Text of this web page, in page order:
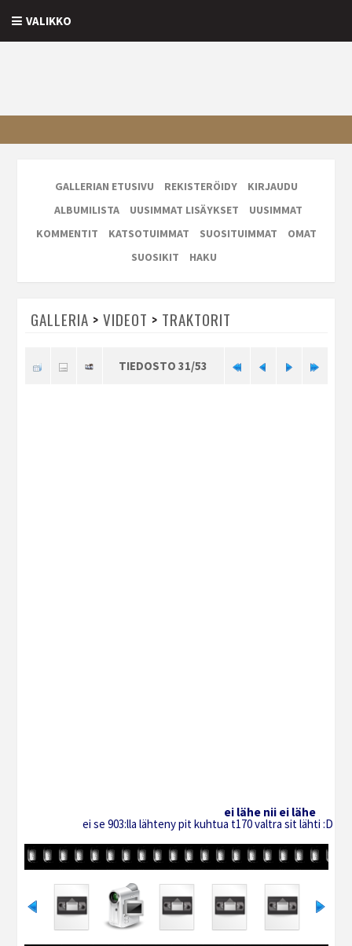
VALIKKO
GALLERIAN ETUSIVU REKISTERÖIDY
KIRJAUDU
ALBUMILISTA
UUSIMMAT LISÄYKSET
UUSIMMAT
KOMMENTIT
KATSOTUIMMAT SUOSITUIMMAT
OMAT
SUOSIKIT
HAKU
GALLERIA > VIDEOT > TRAKTORIT
TIEDOSTO 31/53
ei lähe nii ei lähe
ei se 903:lla lähteny pit kuhtua t170 valtra sit lähti :D